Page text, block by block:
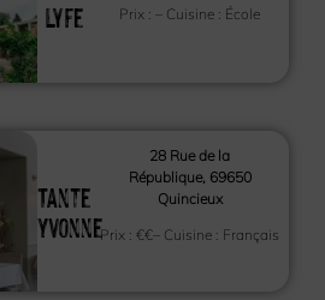
Lyfe
Prix : – Cuisine : École
Tante
Yvonne
28 Rue de la
République, 69650
Quincieux
Prix :€€– Cuisine : Français